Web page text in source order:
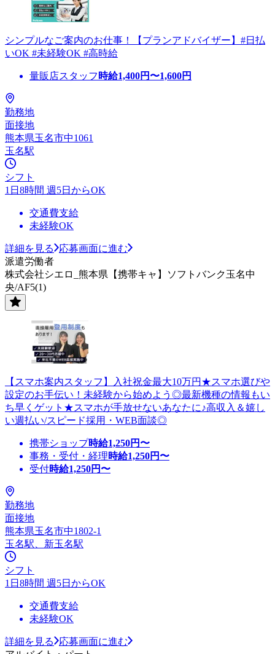
シンプルなご案内のお仕事！【プランアドバイザー】#日払
いOK #未経験OK #高時給
量販店スタッフ 時給1,400円〜1,600円
勤務地
面接地
熊本県玉名市中1061
玉名駅
シフト
1日8時間 週5日からOK
交通費支給
未経験OK
詳細を見る
応募画面に進む
派遣労働者
株式会社シエロ_熊本県【携帯キャ】ソフトバンク玉名中
央/AF5(1)
【スマホ案内スタッフ】入社祝金最大10万円★スマホ選びや
設定のお手伝い！未経験から始めよう◎最新機種の情報もい
ち早くゲット★スマホが手放せないあなたに♪高収入＆嬉し
い週払い/スピード採用・WEB面談◎
携帯ショップ時給1,250円〜
事務・受付・経理時給1,250円〜
受付時給1,250円〜
勤務地
面接地
熊本県玉名市中1802-1
玉名駅、新玉名駅
シフト
1日8時間 週5日からOK
交通費支給
未経験OK
詳細を見る
応募画面に進む